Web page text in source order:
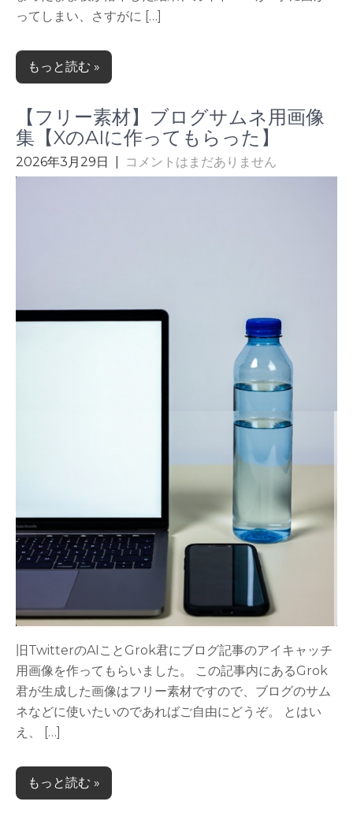
ってしまい、さすがに […]
もっと読む »
【フリー素材】ブログサムネ用画像
集【XのAIに作ってもらった】
2026年3月29日 コメントはまだありません
旧TwitterのAIことGrok君にブログ記事のアイキャッチ
用画像を作ってもらいました。 この記事内にあるGrok
君が生成した画像はフリー素材ですので、ブログのサム
ネなどに使いたいのであればご自由にどうぞ。 とはい
え、 […]
もっと読む »